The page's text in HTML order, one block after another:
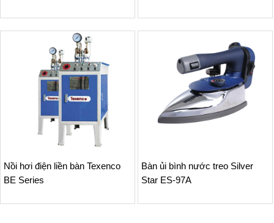
Nồi hơi điện liền bàn Texenco
BE Series
Bàn ủi bình nước treo Silver
Star ES-97A